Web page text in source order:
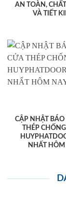
AN TOÀN,
VÀ TIẾT
CẬP NHẬT BÁO
THÉP
NHẤT HÔM